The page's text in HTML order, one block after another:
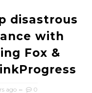
disastrous
with
Fox &
ago 0